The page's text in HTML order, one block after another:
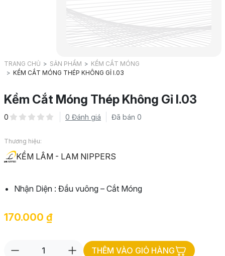
TRANG CHỦ SẢN PHẨM
KỀM CẮT MÓNG
KỀM CẮT MÓNG THÉP KHÔNG GỈ I.03
Kềm Cắt Móng Thép Không Gỉ I.03
0 0 Đánh giá Đã bán 0
Thương hiệu:
KỀM LÂM - LAM NIPPERS
Nhận Diện : Đầu vuông – Cắt Móng
170.000 ₫
THÊM VÀO GIỎ HÀNG